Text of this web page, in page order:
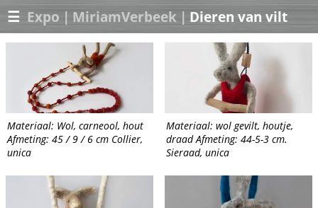
☰ Expo | MiriamVerbeek | Dieren van vilt
Materiaal: Wol, carneool, hout
Afmeting: 45 / 9 / 6 cm Collier,
unica
Materiaal: wol gevilt, houtje,
draad Afmeting: 44-5-3 cm.
Sieraad, unica